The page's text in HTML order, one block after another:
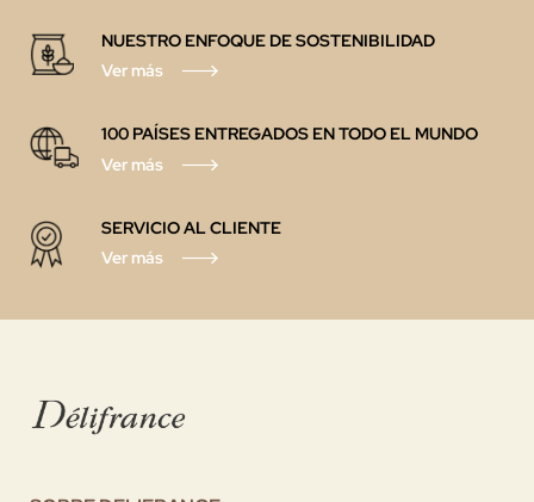
NUESTRO ENFOQUE DE SOSTENIBILIDAD
Ver más
100 PAÍSES ENTREGADOS EN TODO EL MUNDO
Ver más
SERVICIO AL CLIENTE
Ver más